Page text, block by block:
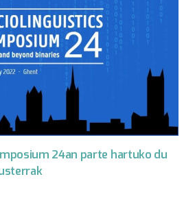
24an parte hartuko du